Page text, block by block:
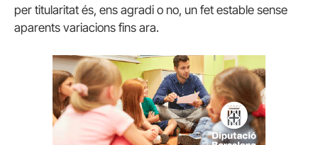
per titularitat és, ens agradi o no, un fet estable sense
aparents variacions fins ara.